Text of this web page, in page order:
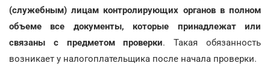
(служебным) лицам контролирующих органов в полном
объеме все документы, которые принадлежат или
связаны с предметом проверки. Такая обязанность
возникает у налогоплательщика после начала проверки.